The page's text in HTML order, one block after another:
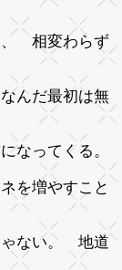
、 相変わらず
んだ最初は無
なってくる。
を増やすこと
ゃない。 地道